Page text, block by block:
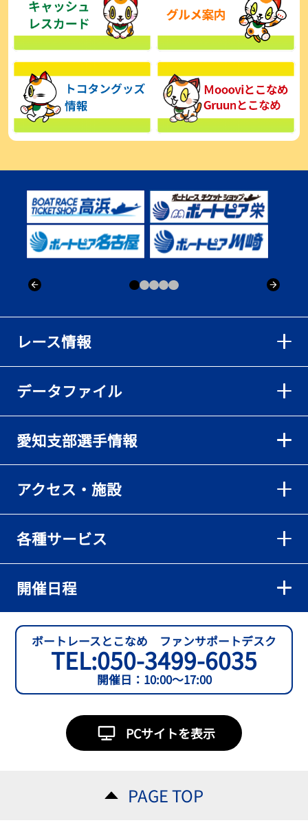
2026年08月03日
【とこなめボート ルーキーシリーズ】広瀬凜 6位で予選突破「勝負
2026年08月02日
【とこなめボート 日野未来コラム とこなめミライ予想図】トコタン
お誕生日おめでとう！
2026年08月02日
んでもらったし、恩返しをしたいです」～とこなめルーキーＳ
【常滑ボート・ルーキーＳ】荒木颯斗 予選９位でセミファイナル進
出「そろそろ優勝したい」
2026年08月02日
回りは良くなった」／常滑 - 日刊スポーツ
【ボートレース】島川海輝が逃げ切って準優勝負駆け成功、準優は
伸び意識の調整で／常滑 - 日刊スポーツ
【ボートレース】地元の荒木颯斗が有言実行の予選突破「そろそろ
2026年08月02日
【とこなめボート】出足抜群の篠原晟弥だが「叩き変える可能性も
ある」と思案顔
【とこなめボート】準優６枠の西川拓利は「チルトを跳ねる可能性
もあります」
2026年08月02日
レース情報
データファイル
愛知支部選手情報
アクセス・施設
各種サービス
開催日程
ボートレースとこなめ ファンサポートデスク
TEL:050-3499-6035
開催日：10:00～17:00
PCサイトを表示
PAGE TOP